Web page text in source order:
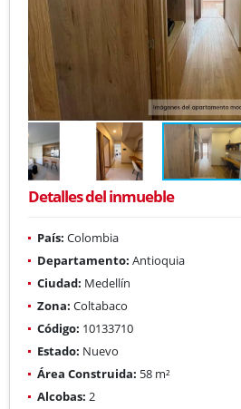
Detalles del inmueble
País: Colombia
Departamento: Antioquia
Ciudad: Medellín
Zona: Coltabaco
Código: 10133710
Estado: Nuevo
Área Construida: 58 m²
Alcobas: 2